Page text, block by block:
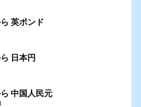
英ポンド
日本円
中国人民元